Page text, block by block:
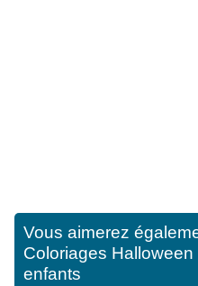
Vous aimerez
Coloriages
enfants